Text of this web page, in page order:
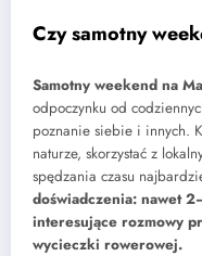
Czy samotny
Samotny weekend na
odpoczynku od
poznanie siebie i innych.
naturze, skorzystać z
spędzania czasu
doświadczenia: nawet
interesujące rozmowy
wycieczki rowerowej.